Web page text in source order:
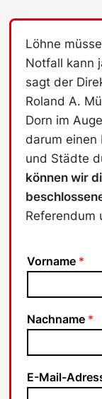
Löhne
Notfall kann
sagt der
Roland A.
Dorn im
darum einen
und Städte
können wir
Referendum
Vorname *
Nachname *
E-Mail-